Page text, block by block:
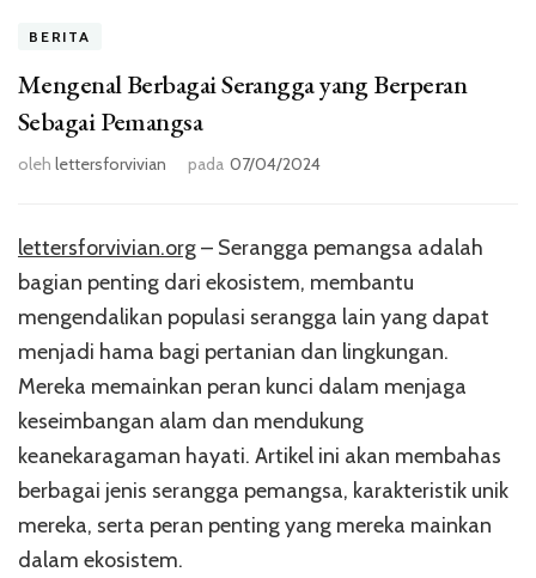
BERITA
Mengenal Berbagai Serangga yang Berperan
Sebagai Pemangsa
oleh lettersforvivian pada 07/04/2024
lettersforvivian.org– Serangga pemangsa adalah
bagian penting dari ekosistem, membantu
mengendalikan populasi serangga lain yang dapat
menjadi hama bagi pertanian dan lingkungan.
Mereka memainkan peran kunci dalam menjaga
keseimbangan alam dan mendukung
keanekaragaman hayati. Artikel ini akan membahas
berbagai jenis serangga pemangsa, karakteristik unik
mereka, serta peran penting yang mereka mainkan
dalam ekosistem.